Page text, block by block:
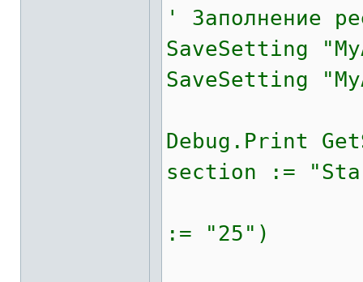
' Заполнение
SaveSetting
SaveSetting
Debug.Print
section :=
:= "25")